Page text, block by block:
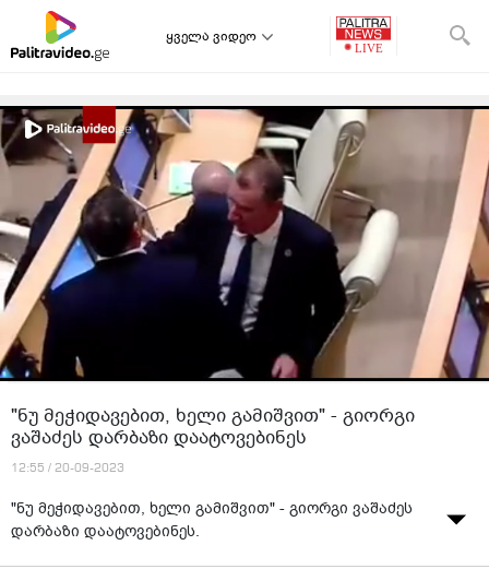
ყველა ვიდეო
"ნუ მეჭიდავებით, ხელი გამიშვით" - გიორგი
ვაშაძეს დარბაზი დაატოვებინეს
12:55 / 20-09-2023
"ნუ მეჭიდავებით, ხელი გამიშვით" - გიორგი ვაშაძეს
დარბაზი დაატოვებინეს.